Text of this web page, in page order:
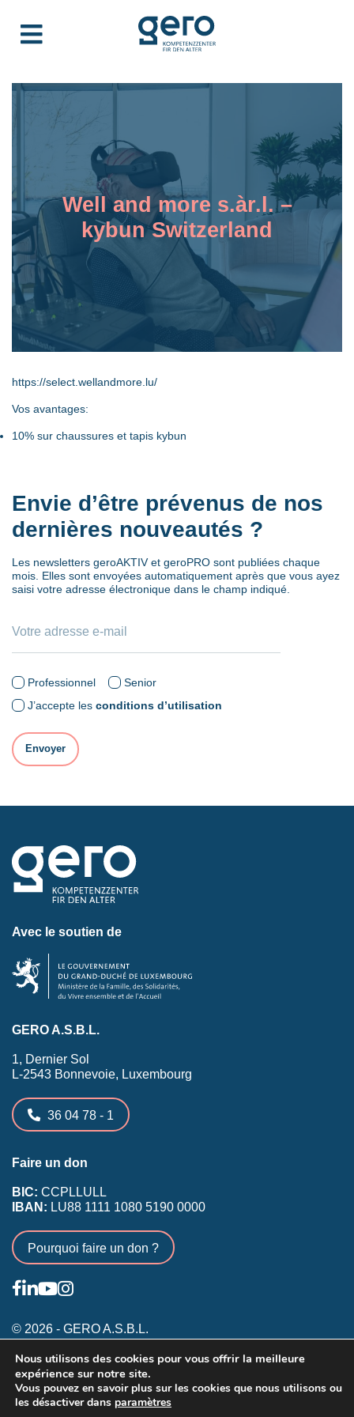
Well and more s.àr.l. –
kybun Switzerland
https://select.wellandmore.lu/
Vos avantages:
10% sur chaussures et tapis kybun
Envie d’être prévenus de nos
dernières nouveautés ?
Les newsletters geroAKTIV et geroPRO sont publiées chaque
mois. Elles sont envoyées automatiquement après que vous ayez
saisi votre adresse électronique dans le champ indiqué.
Professionnel
Senior
J’accepte les conditions d’utilisation
Avec le soutien de
GERO A.S.B.L.
1, Dernier Sol
L-2543 Bonnevoie, Luxembourg
36 04 78 - 1
Faire un don
BIC: CCPLLULL
IBAN: LU88 1111 1080 5190 0000
Pourquoi faire un don ?
© 2026 - GERO A.S.B.L.
Conditions générales
Inscription membres existants
Annonceurs
Nous utilisons des cookies pour vous offrir la meilleure
expérience sur notre site.
Vous pouvez en savoir plus sur les cookies que nous utilisons ou
les désactiver dans paramètres